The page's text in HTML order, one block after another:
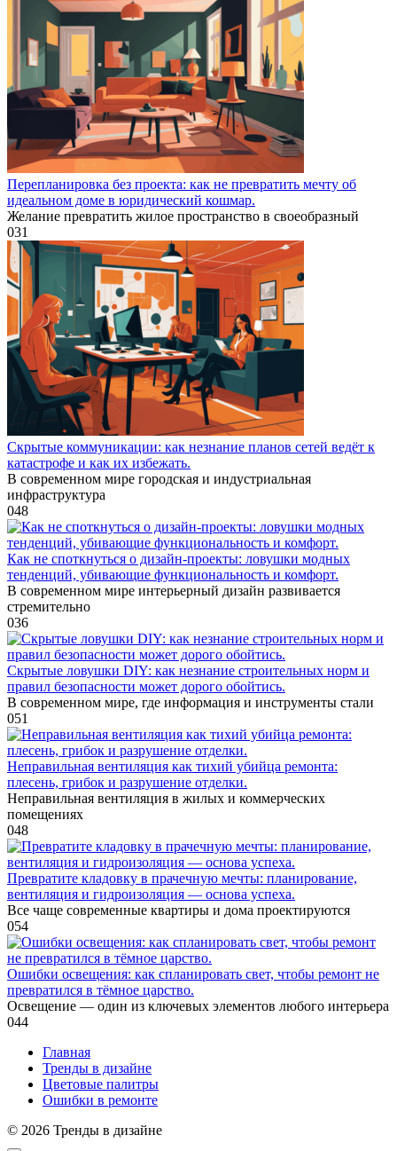
Перепланировка без проекта: как не превратить мечту об
идеальном доме в юридический кошмар.
Желание превратить жилое пространство в своеобразный
031
Скрытые коммуникации: как незнание планов сетей ведёт к
катастрофе и как их избежать.
В современном мире городская и индустриальная
инфраструктура
048
Как не споткнуться о дизайн-проекты: ловушки модных
тенденций, убивающие функциональность и комфорт.
В современном мире интерьерный дизайн развивается
стремительно
036
Скрытые ловушки DIY: как незнание строительных норм и
правил безопасности может дорого обойтись.
В современном мире, где информация и инструменты стали
051
Неправильная вентиляция как тихий убийца ремонта:
плесень, грибок и разрушение отделки.
Неправильная вентиляция в жилых и коммерческих
помещениях
048
Превратите кладовку в прачечную мечты: планирование,
вентиляция и гидроизоляция — основа успеха.
Все чаще современные квартиры и дома проектируются
054
Ошибки освещения: как спланировать свет, чтобы ремонт не
превратился в тёмное царство.
Освещение — один из ключевых элементов любого интерьера
044
Главная
Тренды в дизайне
Цветовые палитры
Ошибки в ремонте
© 2026 Тренды в дизайне